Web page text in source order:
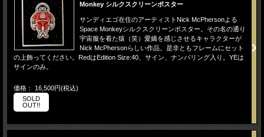
Monkey シルクスクリーンポスター
サンディエゴ在住のアーティストNick McPhersonよる
Space Monkeyシルクスクリーンポスター。その名の通り
宇宙服を着た猿（笑）愛嬌を感じさせるキャラクターが
Nick McPhersonらしい作品。是非ともフレームにセット
の上飾ってください。RedはEdition Size:40、サイン、ナンバリング入り。YEは
サインのみ。
価格： 16,500円(税込)
SOLD
OUT!!